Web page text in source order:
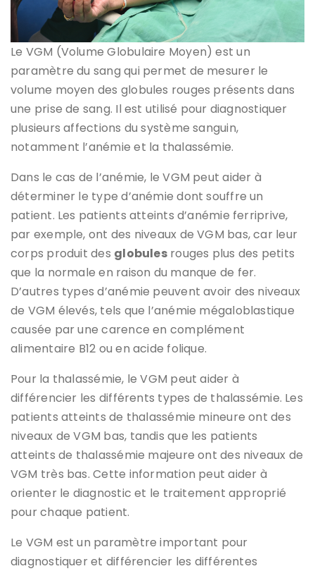
Le VGM (Volume Globulaire Moyen) est un
paramètre du sang qui permet de mesurer le
volume moyen des globules rouges présents dans
une prise de sang. Il est utilisé pour diagnostiquer
plusieurs affections du système sanguin,
notamment l’anémie et la thalassémie.
Dans le cas de l’anémie, le VGM peut aider à
déterminer le type d’anémie dont souffre un
patient. Les patients atteints d’anémie ferriprive,
par exemple, ont des niveaux de VGM bas, car leur
corps produit des globulesrouges plus des petits
que la normale en raison du manque de fer.
D’autres types d’anémie peuvent avoir des niveaux
de VGM élevés, tels que l’anémie mégaloblastique
causée par une carence en complément
alimentaire B12 ou en acide folique.
Pour la thalassémie, le VGM peut aider à
différencier les différents types de thalassémie. Les
patients atteints de thalassémie mineure ont des
niveaux de VGM bas, tandis que les patients
atteints de thalassémie majeure ont des niveaux de
VGM très bas. Cette information peut aider à
orienter le diagnostic et le traitement approprié
pour chaque patient.
Le VGM est un paramètre important pour
diagnostiquer et différencier les différentes